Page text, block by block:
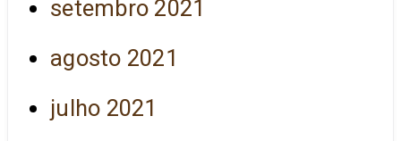
setembro 2021
agosto 2021
julho 2021